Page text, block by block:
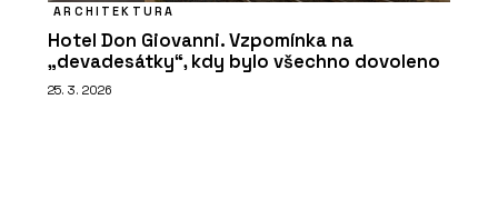
ARCHITEKTURA
Hotel Don Giovanni. Vzpomínka na
„devadesátky“, kdy bylo všechno dovoleno
25. 3. 2026